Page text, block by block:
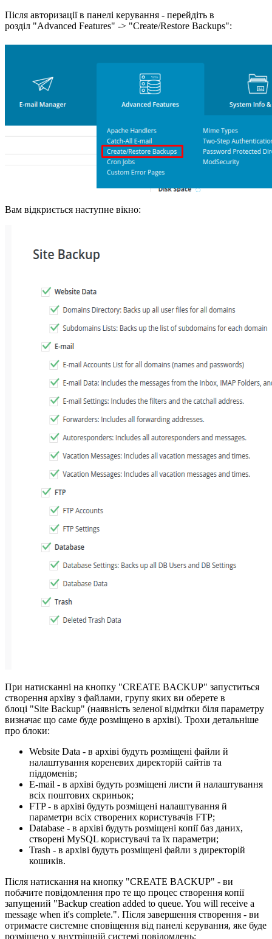
Після авторизації в панелі керування - перейдіть в
розділ "Advanced Features" -> "Create/Restore Backups":
Вам відкриється наступне вікно:
При натисканні на кнопку "CREATE BACKUP" запуститься
створення архіву з файлами, групу яких ви оберете в
блоці "Site Backup" (наявність зеленої відмітки біля параметру
визначає що саме буде розміщено в архіві). Трохи детальніше
про блоки:
Website Data - в архіві будуть розміщені файли й
налаштування кореневих директорій сайтів та
піддоменів;
E-mail - в архіві будуть розміщені листи й налаштування
всіх поштових скриньок;
FTP - в архіві будуть розміщені налаштування й
параметри всіх створених користувачів FTP;
Database - в архіві будуть розміщені копії баз даних,
створені MySQL користувачі та їх параметри;
Trash - в архіві будуть розміщені файли з директорій
кошиків.
Після натискання на кнопку "CREATE BACKUP" - ви
побачите повідомлення про те що процес створення копії
запущений "Backup creation added to queue. You will receive a
message when it's complete.". Після завершення створення - ви
отримаєте системне сповіщення від панелі керування, яке буде
розміщено у внутрішній системі повідомлень: